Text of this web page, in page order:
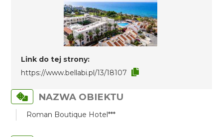
Link do tej strony:
https://www.bellabi.pl/13/18107
NAZWA OBIEKTU
Roman Boutique Hotel***